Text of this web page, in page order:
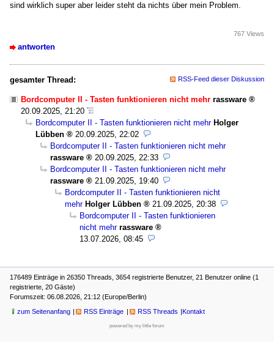
sind wirklich super aber leider steht da nichts über mein Problem.
antworten
767 Views
gesamter Thread: RSS-Feed dieser Diskussion
Bordcomputer II - Tasten funktionieren nicht mehr rassware
20.09.2025, 21:20
Bordcomputer II - Tasten funktionieren nicht mehr Holger
Lübben
20.09.2025, 22:02
Bordcomputer II - Tasten funktionieren nicht mehr
rassware
20.09.2025, 22:33
Bordcomputer II - Tasten funktionieren nicht mehr
rassware
21.09.2025, 19:40
Bordcomputer II - Tasten funktionieren nicht
mehr Holger Lübben
21.09.2025, 20:38
Bordcomputer II - Tasten funktionieren
nicht mehr rassware
13.07.2026, 08:45
176489 Einträge in 26350 Threads, 3654 registrierte Benutzer, 21 Benutzer online (1
registrierte, 20 Gäste)
Forumszeit: 06.08.2026, 21:12 (Europe/Berlin)
zum Seitenanfang RSS Einträge RSS Threads Kontakt
powered by my little forum